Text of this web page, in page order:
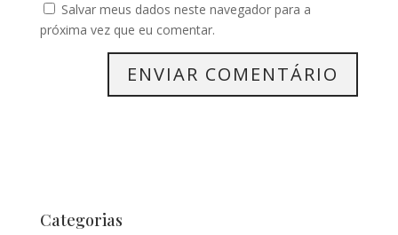
Salvar meus dados neste navegador para a
próxima vez que eu comentar.
Categorias